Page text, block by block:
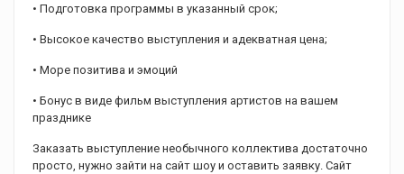
• Подготовка программы в указанный срок;
• Высокое качество выступления и адекватная цена;
• Море позитива и эмоций
• Бонус в виде фильм выступления артистов на вашем
празднике
Заказать выступление необычного коллектива достаточно
просто, нужно зайти на сайт шоу и оставить заявку. Сайт